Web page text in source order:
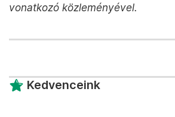
vonatkozó közleményével.
Kedvenceink